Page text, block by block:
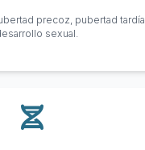
precoz, pubertad tardía
sexual.